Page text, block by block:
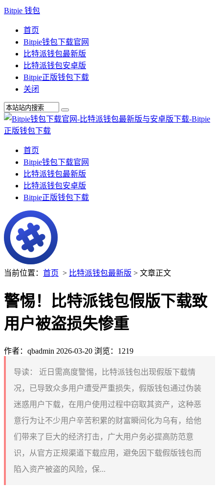
Bitpie 钱包
首页
Bitpie钱包下载官网
比特派钱包最新版
比特派钱包安卓版
Bitpie正版钱包下载
关闭
首页
Bitpie钱包下载官网
比特派钱包最新版
比特派钱包安卓版
Bitpie正版钱包下载
当前位置： 首页 > 比特派钱包最新版 > 文章正文
警惕！比特派钱包假版下载致
用户被盗损失惨重
作者：qbadmin 2026-03-20 浏览：1219
导读：
近日需高度警惕，比特派钱包出现假版下载情
况，已导致众多用户遭受严重损失，假版钱包通过伪装
迷惑用户下载，在用户使用过程中窃取其资产，这种恶
意行为让不少用户辛苦积累的财富瞬间化为乌有，给他
们带来了巨大的经济打击，广大用户务必提高防范意
识，从官方正规渠道下载应用，避免因下载假版钱包而
陷入资产被盗的风险，保...